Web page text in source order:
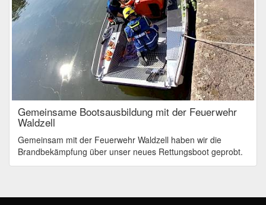
Gemeinsame Bootsausbildung mit der Feuerwehr
Waldzell
Gemeinsam mit der Feuerwehr Waldzell haben wir die
Brandbekämpfung über unser neues Rettungsboot geprobt.